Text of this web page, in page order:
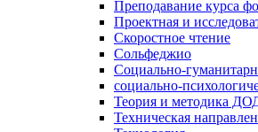
Преподавание курса
Проектная и
Скоростное чтение
Сольфеджио
Социально-
социально-
Теория и методика
Техническая